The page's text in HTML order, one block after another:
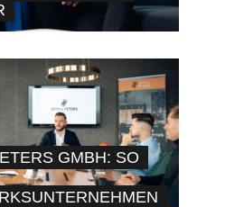
GMBH: SO